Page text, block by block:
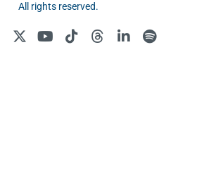
All rights reserved.